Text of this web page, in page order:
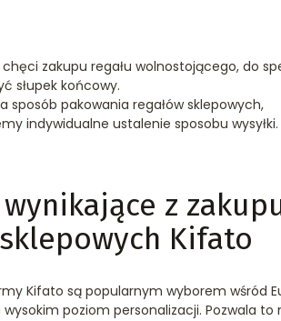
zakupu regału wolnostojącego, do
słupek końcowy.
sposób pakowania regałów sklepowych,
indywidualne ustalenie sposobu wysyłki.
z
Kifato
Kifato są popularnym wyborem wśród
poziom personalizacji. Pozwala to